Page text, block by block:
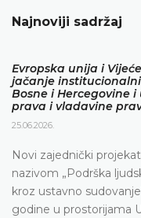
Najnoviji sadržaj
Evropska unija i
jačanje
Bosne i Hercegovine
prava i vladavine
25.06.2026.
Novi zajednički
nazivom „Podrška
kroz ustavno
godine u prostorijama